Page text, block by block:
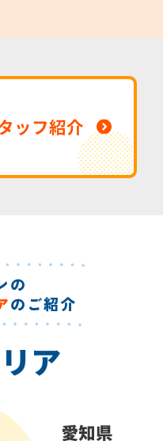
ッフ紹介
の
のご紹介
ア